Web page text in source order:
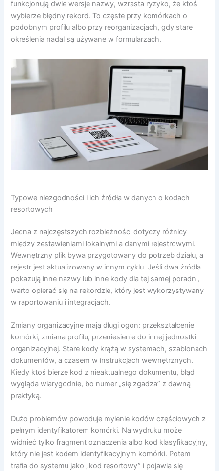
funkcjonują dwie wersje nazwy, wzrasta ryzyko, że ktoś
wybierze błędny rekord. To częste przy komórkach o
podobnym profilu albo przy reorganizacjach, gdy stare
określenia nadal są używane w formularzach.
Typowe niezgodności i ich źródła w danych o kodach
resortowych
Jedna z najczęstszych rozbieżności dotyczy różnicy
między zestawieniami lokalnymi a danymi rejestrowymi.
Wewnętrzny plik bywa przygotowany do potrzeb działu, a
rejestr jest aktualizowany w innym cyklu. Jeśli dwa źródła
pokazują inne nazwy lub inne kody dla tej samej poradni,
warto opierać się na rekordzie, który jest wykorzystywany
w raportowaniu i integracjach.
Zmiany organizacyjne mają długi ogon: przekształcenie
komórki, zmiana profilu, przeniesienie do innej jednostki
organizacyjnej. Stare kody krążą w systemach, szablonach
dokumentów, a czasem w instrukcjach wewnętrznych.
Kiedy ktoś bierze kod z nieaktualnego dokumentu, błąd
wygląda wiarygodnie, bo numer „się zgadza” z dawną
praktyką.
Dużo problemów powoduje mylenie kodów częściowych z
pełnym identyfikatorem komórki. Na wydruku może
widnieć tylko fragment oznaczenia albo kod klasyfikacyjny,
który nie jest kodem identyfikacyjnym komórki. Potem
trafia do systemu jako „kod resortowy” i pojawia się